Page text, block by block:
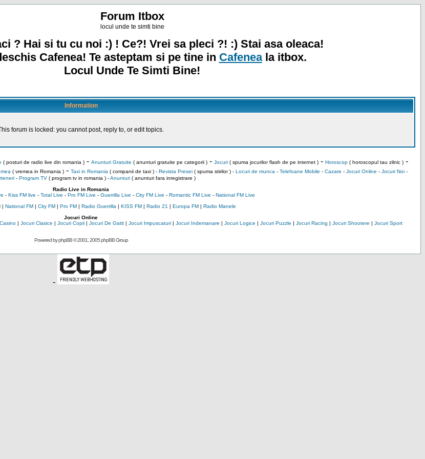
Forum Itbox
locul unde te simti bine
? Hai si tu cu noi :) ! Ce?! Vrei sa pleci ?! :) Stai asa oleaca!
Cafenea! Te asteptam si pe tine in Cafeneala itbox.
Locul Unde Te Simti Bine!
Information
forum is locked: you cannot post, reply to, or edit topics.
( posturi de radio live din romania )- Anunturi Gratuite ( anunturi gratuite pe categorii )- Jocuri( spuma jocurilor flash de pe internet )- Horoscop( horoscopul tau zilnic )-
( vremea in Romania )- Taxi in Romania ( companii de taxi ) - Revista Presei( spuma stirilor ) - Locuri de munca - Telefoane Mobile - Cazare - Jocuri Online - Jocuri Noi-
- Program TV( program tv in romania )-Anunturi( anunturi fara inregistrare )
Radio Live in Romania
- Kiss FM live - Total Live - Pro FM Live - Guerrilla Live - City FM Live - Romantic FM Live - National FM Live
| National FM| City FM| Pro FM| Radio Guerrilla | KISS FM| Radio 21 | Europa FM| Radio Manele
Jocuri Online
| Jocuri Clasice | Jocuri Copii| Jocuri De Gatit| Jocuri Impuscaturi| Jocuri Indemanare | Jocuri Logice | Jocuri Puzzle | Jocuri Racing | Jocuri Shootere | Jocuri Sport
Powered byphpBB© 2001, 2005 phpBB Group
-